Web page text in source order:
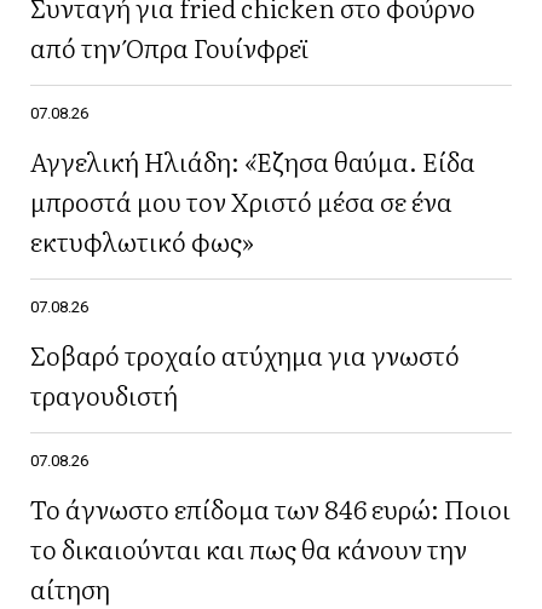
από την Όπρα Γουίνφρεϊ
07.08.26
Αγγελική Ηλιάδη: «Έζησα θαύμα. Είδα
μπροστά μου τον Χριστό μέσα σε ένα
εκτυφλωτικό φως»
07.08.26
Σοβαρό τροχαίο ατύχημα για γνωστό
τραγουδιστή
07.08.26
Το άγνωστο επίδομα των 846 ευρώ: Ποιοι
το δικαιούνται και πως θα κάνουν την
αίτηση